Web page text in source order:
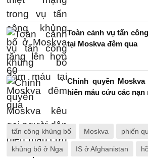
Toàn cảnh vụ tấn
tại Moskva đêm qua
Chính quyền
hiến máu cứu các nạn
tấn công khủng bố Moskva phiến
khủng bố ở Nga IS ở Afghanistan